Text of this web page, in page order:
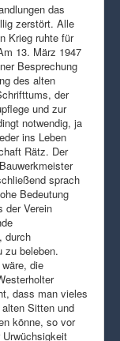
das
zerstört. Alle
Krieg ruhte für
13. März 1947
Besprechung
des alten
der
und zur
notwendig, ja
ins Leben
Rätz. Der
sprach
Bedeutung
der Verein
durch
zu beleben.
die
dass man vieles
Sitten und
könne, so vor